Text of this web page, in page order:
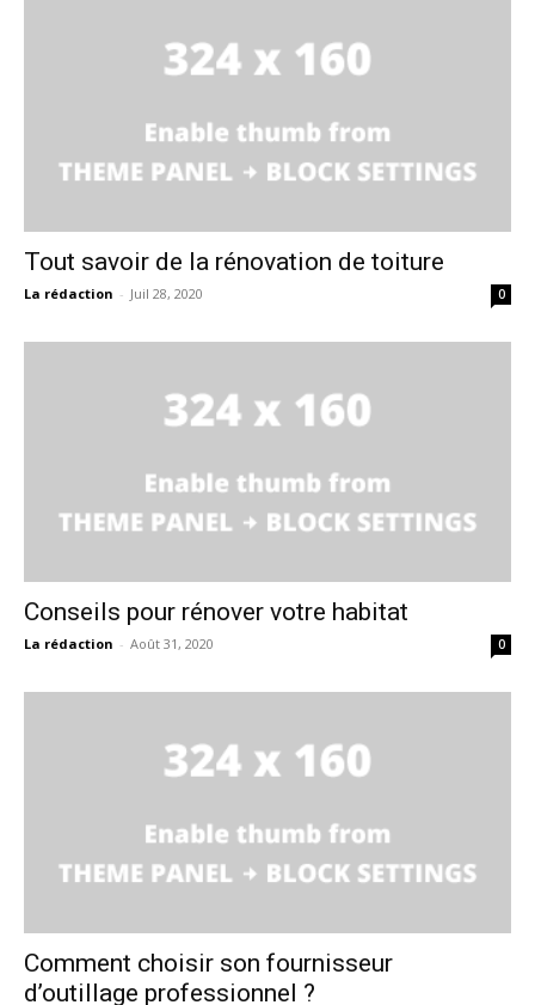
Tout savoir de la rénovation de toiture
La rédaction - Juil 28, 2020 0
Conseils pour rénover votre habitat
La rédaction - Août 31, 2020 0
Comment choisir son fournisseur
d’outillage professionnel ?